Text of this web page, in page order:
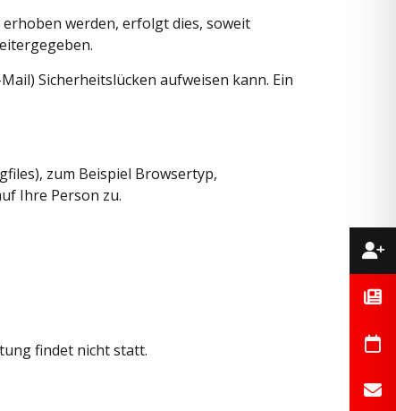
werden, erfolgt dies, soweit
Sicherheitslücken aufweisen kann. Ein
zum Beispiel Browsertyp,
Ihre Person zu.
findet nicht statt.